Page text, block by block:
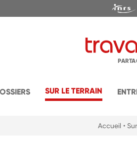
SUR LE TERRAIN
Accueil •